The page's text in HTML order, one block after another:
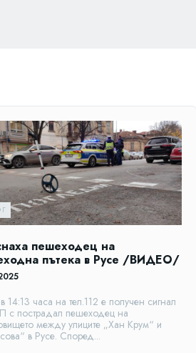
пешеходец на
пътека в Русе /ВИДЕО/
14:13 часа на тел.112 е получен сигнал
с пострадал пешеходец на
между улиците „Хан Крум“ и
„Борисова“ в Русе. Според...